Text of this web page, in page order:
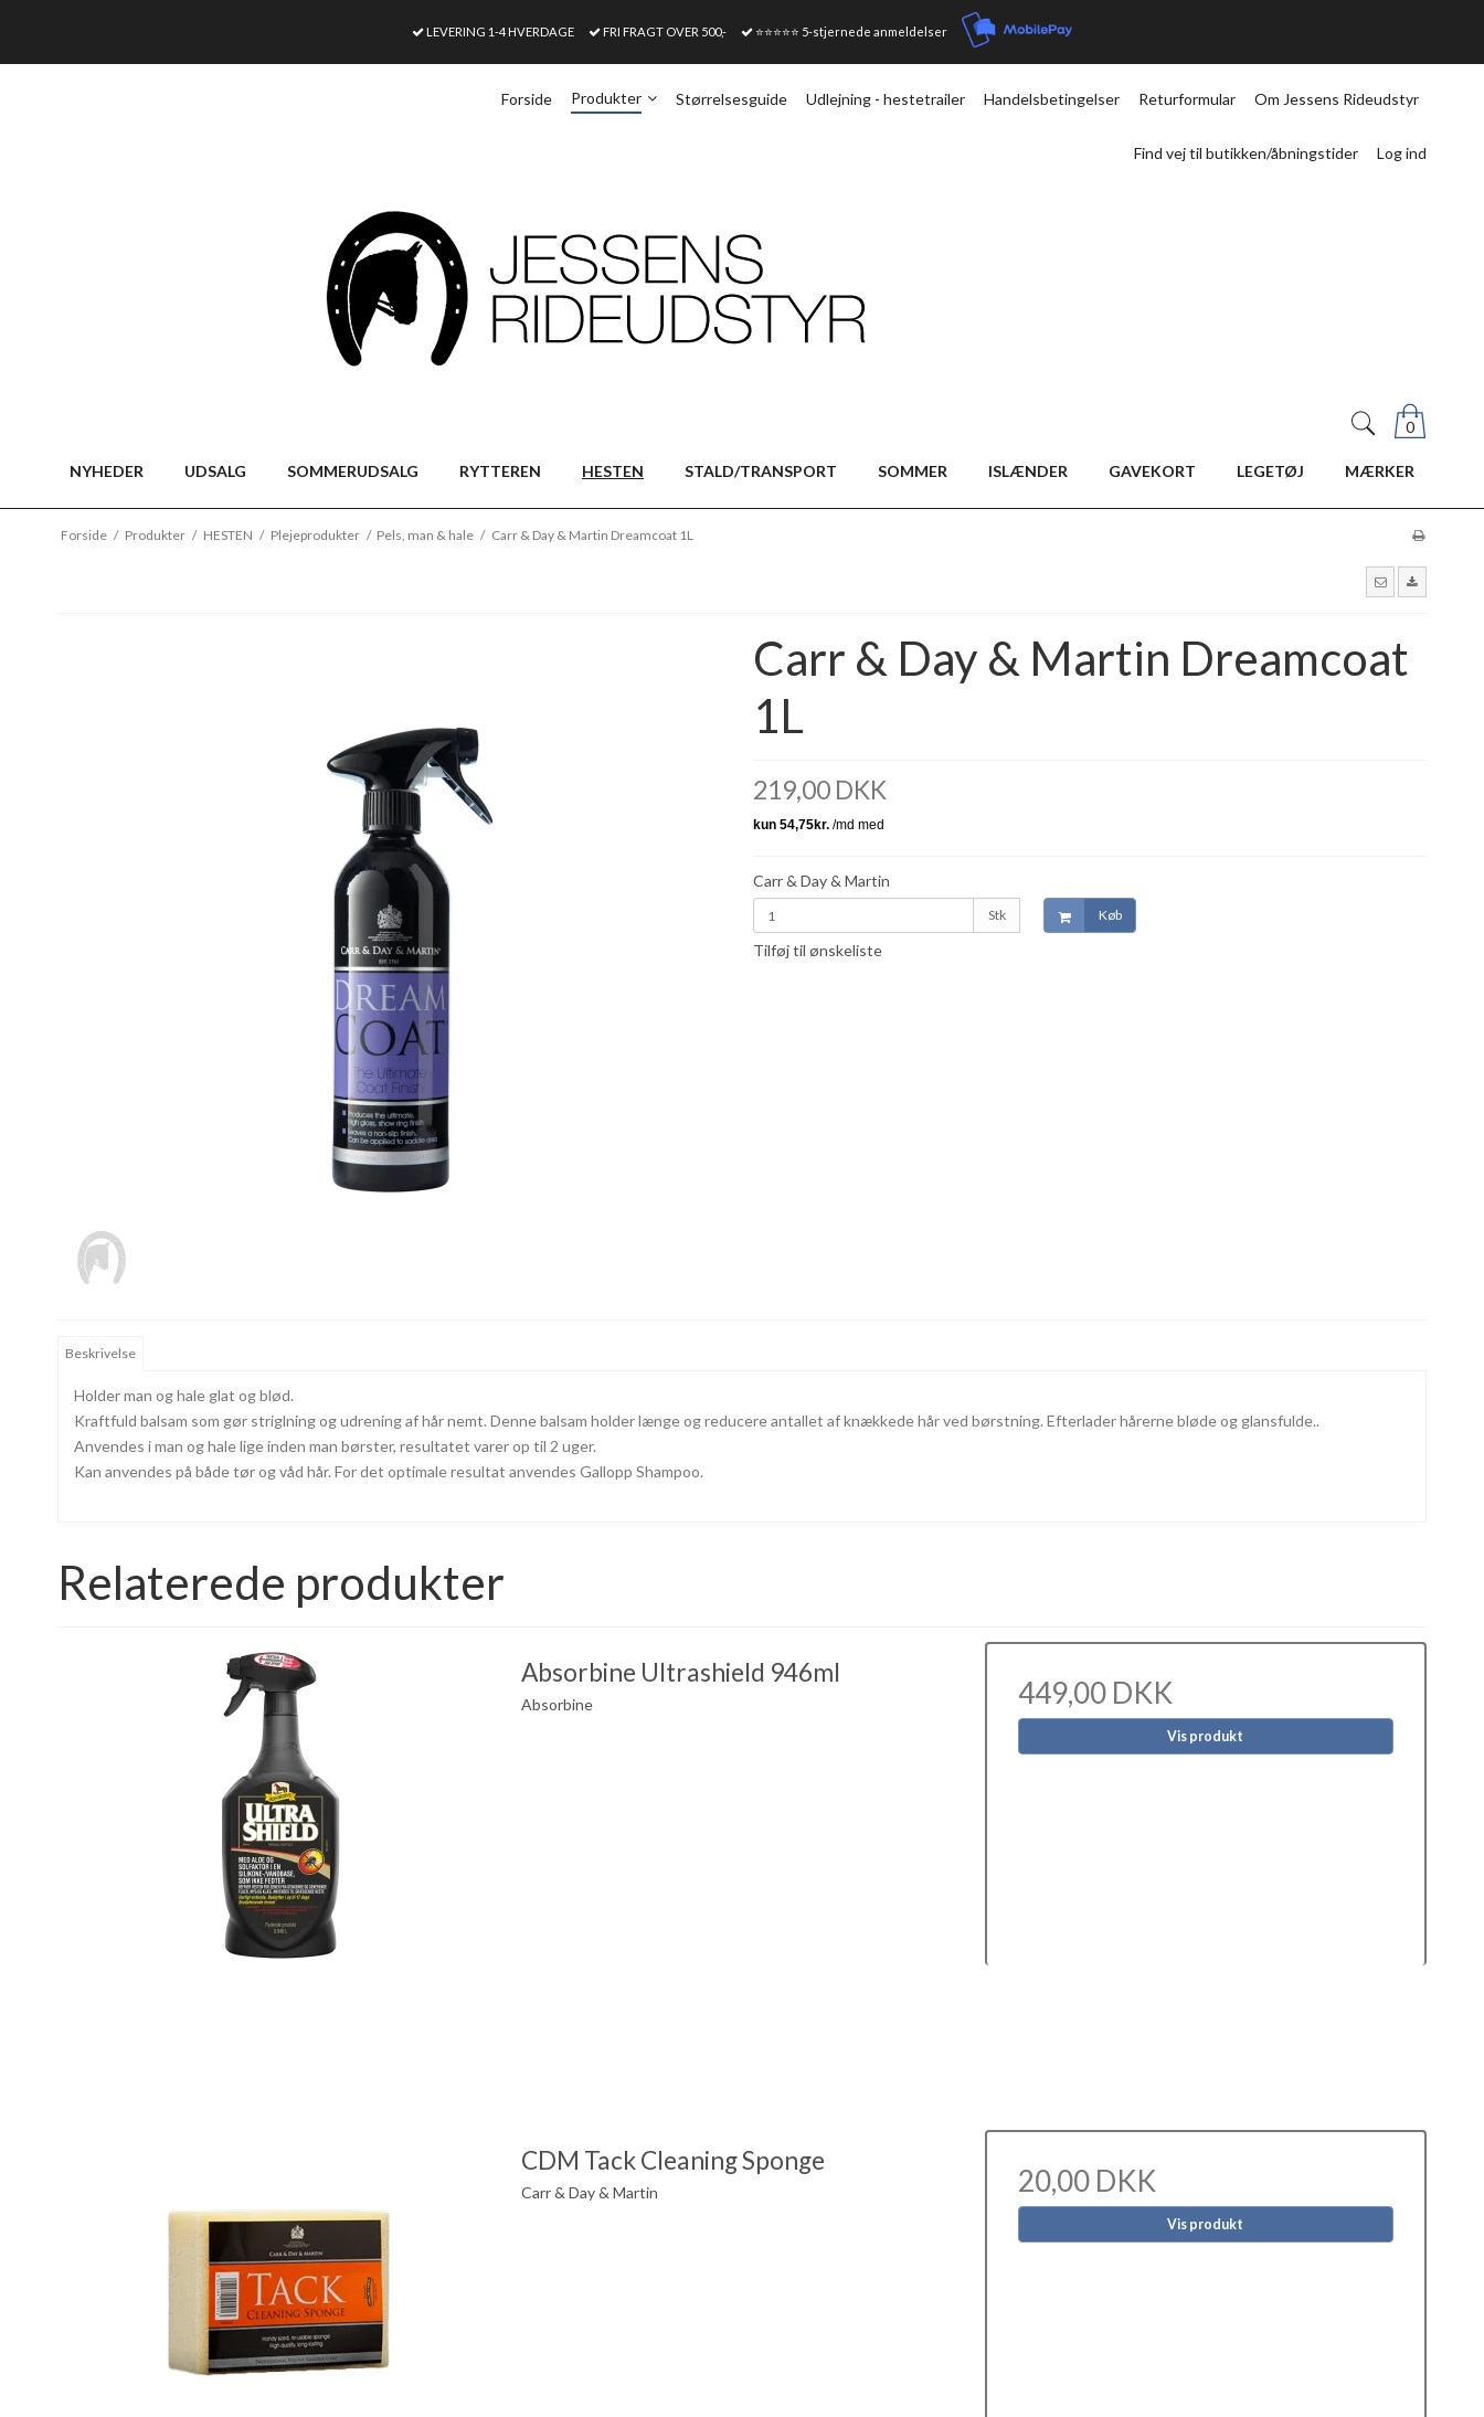
LEVERING 1-4 HVERDAGE FRI FRAGT OVER 500,- ⭐⭐⭐⭐⭐ 5-stjernede anmeldelser
Forside Produkter Størrelsesguide Udlejning - hestetrailer Handelsbetingelser Returformular Om Jessens Rideudstyr
Find vej til butikken/åbningstider Log ind
0
NYHEDER UDSALG SOMMERUDSALG RYTTEREN HESTEN STALD/TRANSPORT SOMMER ISLÆNDER GAVEKORT LEGETØJ MÆRKER
Forside / Produkter / HESTEN / Plejeprodukter / Pels, man & hale / Carr & Day & Martin Dreamcoat 1L
Carr & Day & Martin Dreamcoat
1L
219,00 DKK
Carr & Day & Martin
Stk Køb
Tilføj til ønskeliste
Beskrivelse
Holder man og hale glat og blød.
Kraftfuld balsam som gør striglning og udrening af hår nemt. Denne balsam holder længe og reducere antallet af knækkede hår ved børstning. Efterlader hårerne bløde og glansfulde..
Anvendes i man og hale lige inden man børster, resultatet varer op til 2 uger.
Kan anvendes på både tør og våd hår. For det optimale resultat anvendes Gallopp Shampoo.
Relaterede produkter
Absorbine Ultrashield 946ml
Absorbine 449,00 DKK
Vis produkt
CDM Tack Cleaning Sponge
Carr & Day & Martin 20,00 DKK
Vis produkt